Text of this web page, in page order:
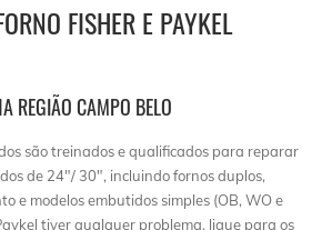
FISHER E PAYKEL
REGIÃO CAMPO BELO
são treinados e qualificados para reparar
de 24″/ 30″, incluindo fornos duplos,
e modelos embutidos simples (OB, WO e
tiver qualquer problema, ligue para os